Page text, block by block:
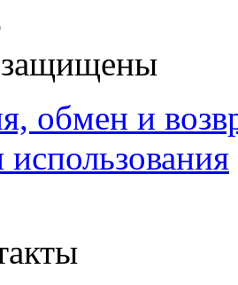
защищены
обмен и
использования